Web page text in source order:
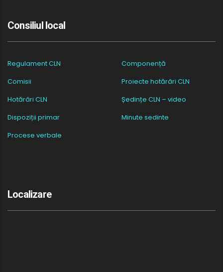
Consiliul local
Regulament CLN
Componență
Comisii
Proiecte hotărâri CLN
Hotărâri CLN
Ședințe CLN – video
Dispoziții primar
Minute sedinte
Procese verbale
Localizare